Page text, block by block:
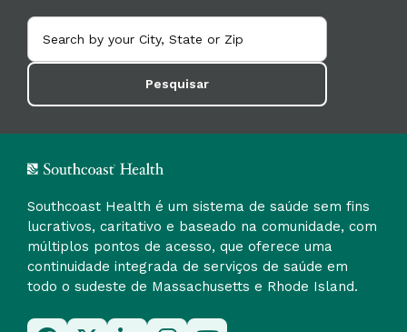
Pesquisar
Southcoast Health é um sistema de saúde sem fins
lucrativos, caritativo e baseado na comunidade, com
múltiplos pontos de acesso, que oferece uma
continuidade integrada de serviços de saúde em
todo o sudeste de Massachusetts e Rhode Island.